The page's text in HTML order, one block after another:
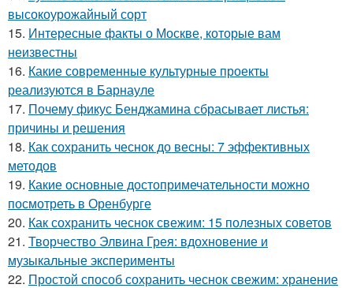
высокоурожайный сорт
15. Интересные факты о Москве, которые вам
неизвестны
16. Какие современные культурные проекты
реализуются в Барнауле
17. Почему фикус Бенджамина сбрасывает листья:
причины и решения
18. Как сохранить чеснок до весны: 7 эффективных
методов
19. Какие основные достопримечательности можно
посмотреть в Оренбурге
20. Как сохранить чеснок свежим: 15 полезных советов
21. Творчество Элвина Грея: вдохновение и
музыкальные эксперименты
22. Простой способ сохранить чеснок свежим: хранение